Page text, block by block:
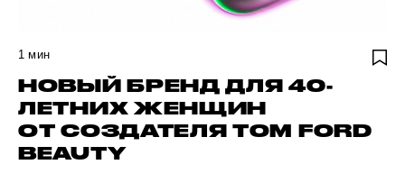
1 мин
НОВЫЙ БРЕНД ДЛЯ 40-
ЛЕТНИХ ЖЕНЩИН
ОТ СОЗДАТЕЛЯ TOM FORD
BEAUTY